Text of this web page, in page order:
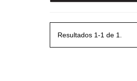
Resultados 1-1 de 1.